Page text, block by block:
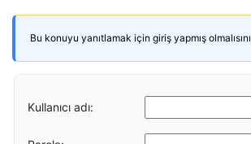
Bu konuyu yanıtlamak için giriş yapmış
Kullanıcı adı: